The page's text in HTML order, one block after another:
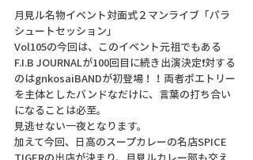
月見ル名物イベント対面式２マンライブ「パラ
シュートセッション」
Vol105の今回は、このイベント元祖でもある
F.I.B JOURNALが100回目に続き出演決定❗対する
のはgnkosaiBANDが初登場！！両者ポエトリー
を主体としたバンドなだけに、言葉の打ち合い
になることは必至。
見逃せない一夜となります。
加えて今回、日高のスープカレーの名店SPICE